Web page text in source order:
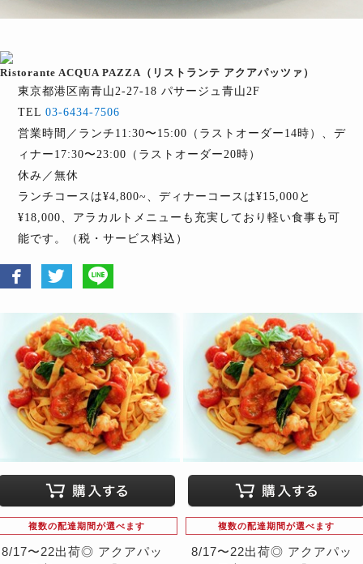
Ristorante ACQUA PAZZA（リストランテ アクアパッツァ）
東京都港区南青山2-27-18 パサージュ青山2F
TEL 03-6434-7506
営業時間／ランチ11:30〜15:00（ラストオーダー14時）、デ
ィナー17:30〜23:00（ラストオーダー20時）
休み／無休
ランチコースは¥4,800~、ディナーコースは¥15,000と
¥18,000、アラカルトメニューも充実しており軽い食事も可
能です。（税・サービス料込）
複数の配達期間が選べます
8/17〜22出荷◎ アクアパッ
複数の配達期間が選べます
8/17〜22出荷◎ アクアパッ